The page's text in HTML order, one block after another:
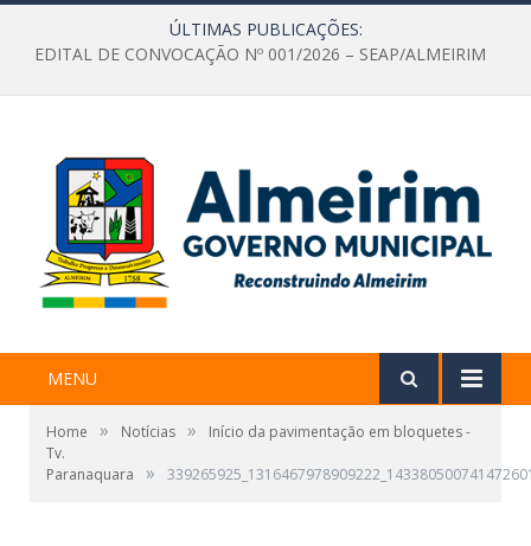
ÚLTIMAS PUBLICAÇÕES:
EDITAL DE CONVOCAÇÃO Nº 001/2026 – SEAP/ALMEIRIM
MENU
Home » Notícias »
Início da pavimentação em bloquetes -
Tv.
Paranaquara
»